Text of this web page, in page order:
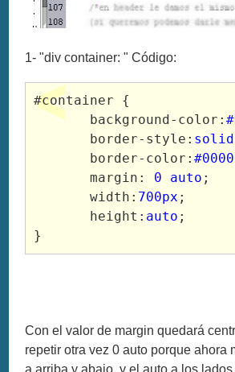
1- "div container: " Código:
#container {
       background-color:
       border-style:
solid
       border-color:
       margin:
0 auto ;
       width:
700px ;
       height:
auto ;
}
Con el valor de margin quedará
repetir otra vez 0 auto porque ahora
a arriba y abajo, y el auto a los lados.